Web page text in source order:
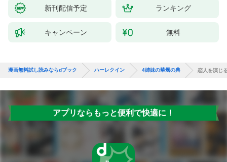
新刊配信予定 ランキング
キャンペーン 無料
漫画無料試し読みならdブック ハーレクイン 4姉妹の華燭の典 恋人を演じ
アプリならもっと便利で快適に！